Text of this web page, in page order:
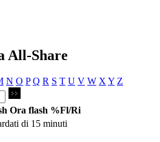
All-Share
N O P Q R S T U V W X Y Z
Ora flash %Fl/Ri
di 15 minuti